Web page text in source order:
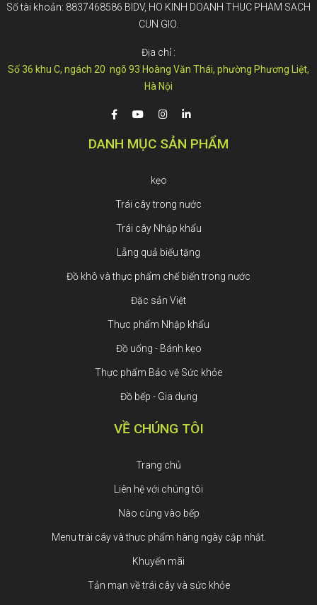
Số tài khoản: 8837468586 BIDV, HO KINH DOANH THUC PHAM SACH
CUN GIO.
Địa chỉ :
Số 36 khu C, ngách 20 ngõ 93 Hoàng Văn Thái, phường Phương Liệt,
Hà Nội
DANH MỤC SẢN PHẨM
kẹo
Trái cây trong nước
Trái cây Nhập khẩu
Lẵng quả biếu tặng
Đồ khô và thực phẩm chế biến trong nước
Đặc sản Việt
Thực phẩm Nhập khẩu
Đồ uống - Bánh kẹo
Thực phẩm Bảo vệ Sức khỏe
Đồ bếp - Gia dụng
VỀ CHÚNG TÔI
Trang chủ
Liên hệ với chúng tôi
Nào cùng vào bếp
Menu trái cây và thực phẩm hàng ngày cập nhật.
Khuyến mãi
Tản mạn về trái cây và sức khỏe